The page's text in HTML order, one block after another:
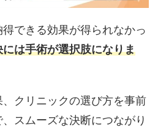
できる効果が得られなかっ
は手術が選択肢になりま
クリニックの選び方を事前
スムーズな決断につながり